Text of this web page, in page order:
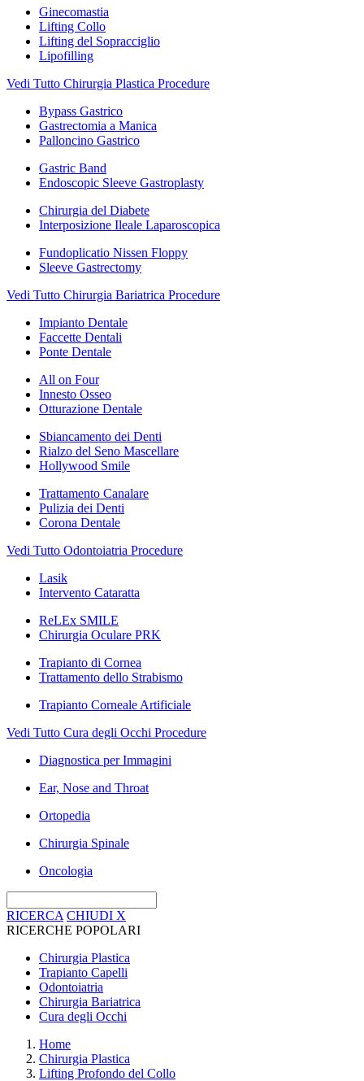
Ginecomastia
Lifting Collo
Lifting del Sopracciglio
Lipofilling
Vedi Tutto Chirurgia Plastica Procedure
Bypass Gastrico
Gastrectomia a Manica
Palloncino Gastrico
Gastric Band
Endoscopic Sleeve Gastroplasty
Chirurgia del Diabete
Interposizione Ileale Laparoscopica
Fundoplicatio Nissen Floppy
Sleeve Gastrectomy
Vedi Tutto Chirurgia Bariatrica Procedure
Impianto Dentale
Faccette Dentali
Ponte Dentale
All on Four
Innesto Osseo
Otturazione Dentale
Sbiancamento dei Denti
Rialzo del Seno Mascellare
Hollywood Smile
Trattamento Canalare
Pulizia dei Denti
Corona Dentale
Vedi Tutto Odontoiatria Procedure
Lasik
Intervento Cataratta
ReLEx SMILE
Chirurgia Oculare PRK
Trapianto di Cornea
Trattamento dello Strabismo
Trapianto Corneale Artificiale
Vedi Tutto Cura degli Occhi Procedure
Diagnostica per Immagini
Ear, Nose and Throat
Ortopedia
Chirurgia Spinale
Oncologia
RICERCA CHIUDI X
RICERCHE POPOLARI
Chirurgia Plastica
Trapianto Capelli
Odontoiatria
Chirurgia Bariatrica
Cura degli Occhi
Home
Chirurgia Plastica
Lifting Profondo del Collo